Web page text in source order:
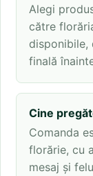
Alegi
către
disponibile,
finală
Cine
Comanda
florărie, cu
mesaj și